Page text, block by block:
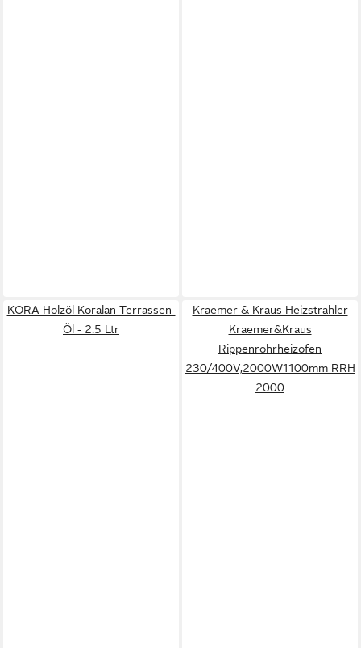
KORA Holzöl Koralan Terrassen-
Öl - 2.5 Ltr
Kraemer & Kraus Heizstrahler
Kraemer&Kraus
Rippenrohrheizofen
230/400V,2000W1100mm RRH
2000